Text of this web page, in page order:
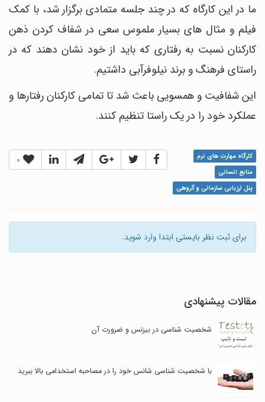
ما در این کارگاه که در چند جلسه متمادی برگزار شد، با کمک
فیلم و مثال های بسیار ملموس سعی در شفاف کردن ذهن
کارکنان نسبت به رفتاری که باید از خود نشان دهند که در
راستای فرهنگ و برند نیلوفرآبی داشتیم.
این شفافیت و همسویی باعث شد تا تمامی کارکنان رفتارها و
عملکرد خود را در یک راستا تنظیم کنند.
0
کارگاه مهارت های نرم
منابع انسانی
پنل ارزیابی سازمانی و گروهی
برای ثبت نظر بایستی ابتدا وارد شوید.
مقالات پیشنهادی
شخصیت شناسی در بیزنس و ضرورت آن
با شخصیت شناسی شانس خود را در مصاحبه استخدامی بالا ببرید